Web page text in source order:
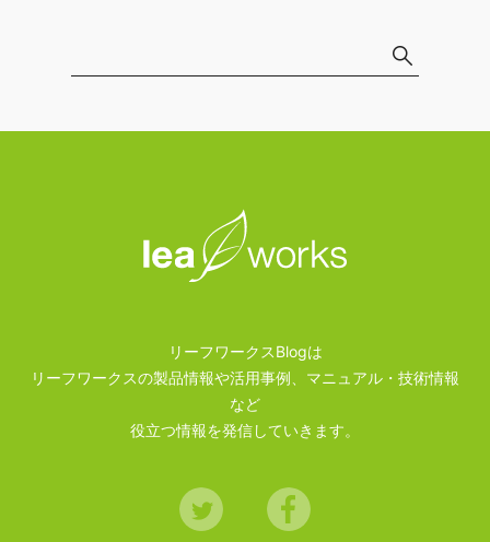
リーフワークスBlogは
リーフワークスの製品情報や活用事例、マニュアル・技術情報
など
役立つ情報を発信していきます。
Twitter